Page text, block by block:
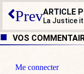
Prev
VOS
Me connecter